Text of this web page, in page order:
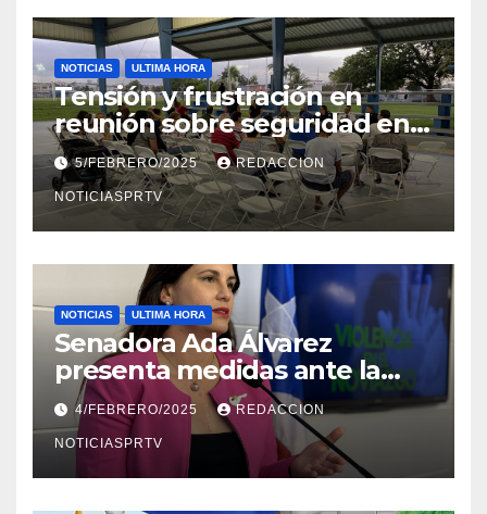
NOTICIAS ULTIMA HORA
Tensión y frustración en
reunión sobre seguridad en
Reparto Metropolitano
5/FEBRERO/2025 REDACCION
NOTICIASPRTV
NOTICIAS ULTIMA HORA
Senadora Ada Álvarez
presenta medidas ante la
violencia en el noviazgo
4/FEBRERO/2025 REDACCION
NOTICIASPRTV